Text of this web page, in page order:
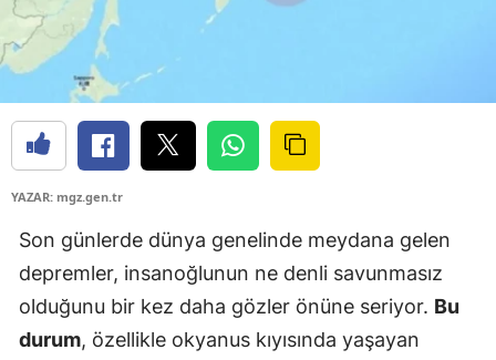
YAZAR: mgz.gen.tr
Son günlerde dünya genelinde meydana gelen
depremler, insanoğlunun ne denli savunmasız
olduğunu bir kez daha gözler önüne seriyor. Bu
durum, özellikle okyanus kıyısında yaşayan